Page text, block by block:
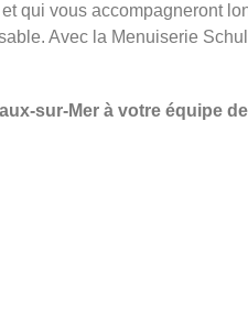
et qui vous accompagneront
Avec la Menuiserie
sur-Mer à votre équipe